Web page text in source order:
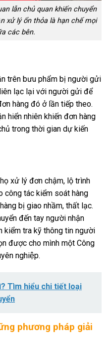
lẫn chủ quan khiến chuyển
xử lý ổn thỏa là hạn chế mọi
các bên.
trên bưu phẩm bị người gửi
lạc lại với người gửi để
hàng đó ở lần tiếp theo.
hiển nhiên khiến đơn hàng
trong thời gian dự kiến
xử lý đơn chậm, lộ trình
công tác kiểm soát hàng
bị giao nhầm, thất lạc.
đến tay người nhận
kiểm tra kỹ thông tin người
được cho mình một Công
nghiệp.
Tìm hiểu chi tiết loại
phương pháp giải